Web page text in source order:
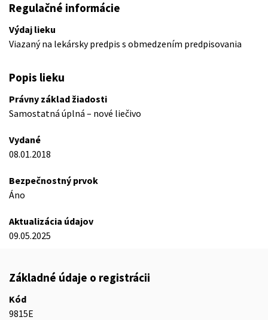
Regulačné informácie
Výdaj lieku
Viazaný na lekársky predpis s obmedzením predpisovania
Popis lieku
Právny základ žiadosti
Samostatná úplná – nové liečivo
Vydané
08.01.2018
Bezpečnostný prvok
Áno
Aktualizácia údajov
09.05.2025
Základné údaje o registrácii
Kód
9815E